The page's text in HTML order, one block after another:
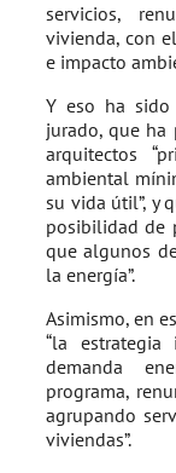
servicios,
vivienda, con
e impacto
Y eso ha sido
jurado, que
arquitectos
ambiental
su vida útil”, y
posibilidad de
que algunos
la energía”.
Asimismo, en
“la
demanda
programa,
agrupando
viviendas”.